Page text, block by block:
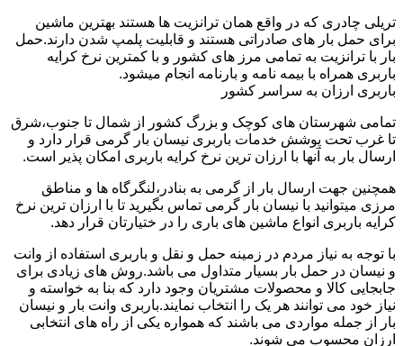
تریلی چادری که در واقع همان ترانزیت ها هستند بهترین ماشین
برای حمل بار های صادراتی هستند و قابلیت پلمپ شدن دارند.حمل
بار با ترانزیت به تمامی مرز های کشور و با کمترین نرخ کرایه
باربری همراه با بیمه نامه و بارنامه انجام میشود.
باربری ارزان به سراسر کشور
تمامی شهرستان های کوچک و بزرگ کشور از شمال تا جنوب،شرق
تا غرب تحت پوشش خدمات باربری نیسان بار گرمی قرار دارد و
ارسال بار به آنها با ارزان ترین نرخ کرایه باربری امکان پذیر است.
همچنین جهت ارسال بار از گرمی به بنادر،لنگرگاه ها و مناطق
مرزی میتوانید با نیسان بار گرمی تماس بگیرید تا با ارزان ترین نرخ
کرایه باربری انواع ماشین های باری را در ختیارتان قرار دهد.
با توجه به نیاز مردم در زمینه حمل و نقل و باربری استفاده از وانت
و نیسان در حمل بار بسیار متداول می باشد.روش های زیادی برای
جابجایی کالا و محصولات مشتریان وجود دارد که بنا به خواسته و
نیاز خود می توانند هر یک را انتخاب نمایند.باربری وانت بار و نیسان
بار از جمله مواردی می باشند که همواره یکی از راه های انتخابی
ارزان محسوب می شوند.